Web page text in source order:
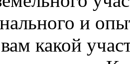
и
какой